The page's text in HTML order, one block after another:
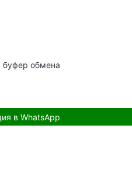
буфер обмена
в WhatsApp